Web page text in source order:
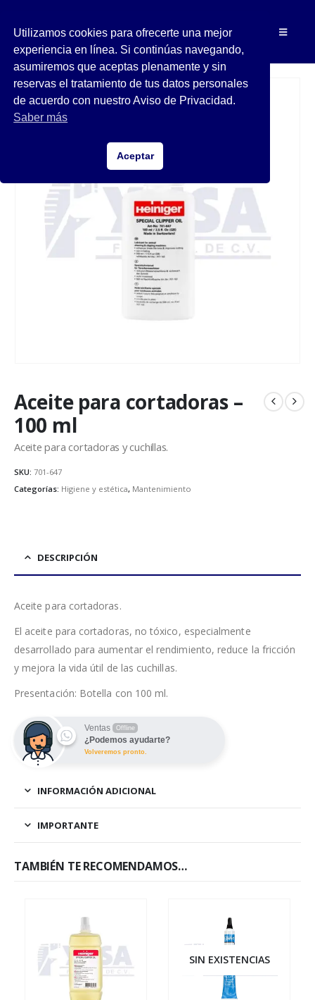
Aceite para cortadoras –
100 ml
Aceite para cortadoras y cuchillas.
SKU: 701-647
Categorías: Higiene y estética, Mantenimiento
DESCRIPCIÓN
Aceite para cortadoras.
El aceite para cortadoras, no tóxico, especialmente
desarrollado para aumentar el rendimiento, reduce la fricción
y mejora la vida útil de las cuchillas.
Presentación: Botella con 100 ml.
Ventas Offline
¿Podemos ayudarte?
Volveremos pronto.
INFORMACIÓN ADICIONAL
IMPORTANTE
TAMBIÉN TE RECOMENDAMOS…
SIN EXISTENCIAS
Utilizamos cookies para ofrecerte una mejor
experiencia en línea. Si continúas navegando,
asumiremos que aceptas plenamente y sin
reservas el tratamiento de tus datos personales
de acuerdo con nuestro Aviso de Privacidad.
Saber más
Aceptar